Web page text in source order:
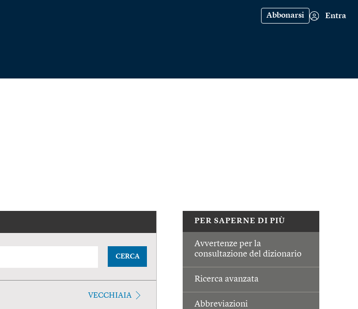
Abbonarsi Entra
PER SAPERNE DI PIÙ
Avvertenze per la
consultazione del dizionario
Ricerca avanzata
Abbreviazioni
CERCA
VECCHIAIA